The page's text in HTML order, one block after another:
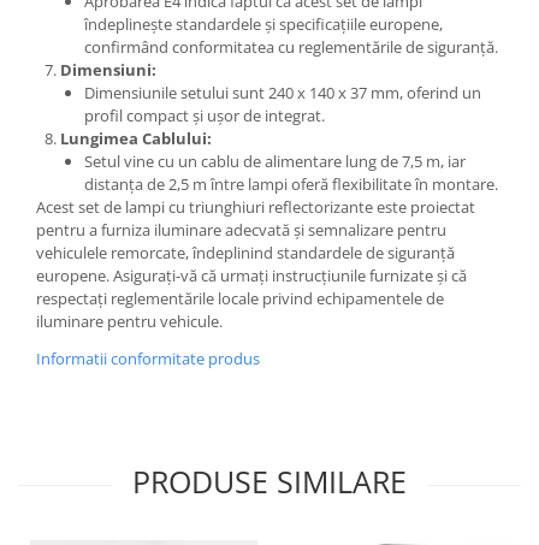
îndeplinește standardele și specificațiile europene,
confirmând conformitatea cu reglementările de siguranță.
Dimensiuni:
Dimensiunile setului sunt 240 x 140 x 37 mm, oferind un
profil compact și ușor de integrat.
Lungimea Cablului:
Setul vine cu un cablu de alimentare lung de 7,5 m, iar
distanța de 2,5 m între lampi oferă flexibilitate în montare.
Acest set de lampi cu triunghiuri reflectorizante este proiectat
pentru a furniza iluminare adecvată și semnalizare pentru
vehiculele remorcate, îndeplinind standardele de siguranță
europene. Asigurați-vă că urmați instrucțiunile furnizate și că
respectați reglementările locale privind echipamentele de
iluminare pentru vehicule.
Informatii conformitate produs
PRODUSE SIMILARE